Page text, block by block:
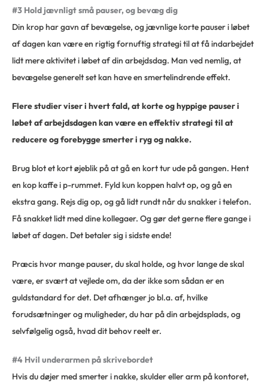
#3 Hold jævnligt små pauser, og bevæg dig
Din krop har gavn af bevægelse, og jævnlige korte pauser i løbet
af dagen kan være en rigtig fornuftig strategi til at få indarbejdet
lidt mere aktivitet i løbet af din arbejdsdag. Man ved nemlig, at
bevægelse generelt set kan have en smertelindrende effekt.
Flere studier viser i hvert fald, at korte og hyppige pauser i
løbet af arbejdsdagen kan være en effektiv strategi til at
reducere og forebygge smerter i ryg og nakke.
Brug blot et kort øjeblik på at gå en kort tur ude på gangen. Hent
en kop kaffe i p-rummet. Fyld kun koppen halvt op, og gå en
ekstra gang. Rejs dig op, og gå lidt rundt når du snakker i telefon.
Få snakket lidt med dine kollegaer. Og gør det gerne flere gange i
løbet af dagen. Det betaler sig i sidste ende!
Præcis hvor mange pauser, du skal holde, og hvor lange de skal
være, er svært at vejlede om, da der ikke som sådan er en
guldstandard for det. Det afhænger jo bl.a. af, hvilke
forudsætninger og muligheder, du har på din arbejdsplads, og
selvfølgelig også, hvad dit behov reelt er.
#4 Hvil underarmen på skrivebordet
Hvis du døjer med smerter i nakke, skulder eller arm på kontoret,